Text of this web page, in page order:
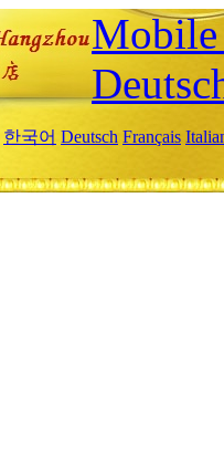
한국어 Deutsch Français